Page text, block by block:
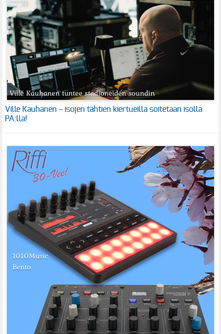
Ville Kauhanen – isojen tähtien kiertueilla soitetaan isolla
PA:lla!